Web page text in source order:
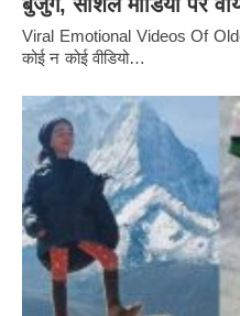
Viral Emotional Videos Of
कोई न कोई वीडियो…